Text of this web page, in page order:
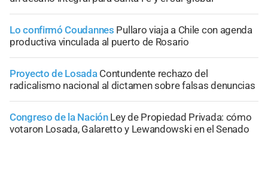
Lo confirmó Coudannes Pullaro viaja a Chile con agenda
productiva vinculada al puerto de Rosario
Proyecto de Losada Contundente rechazo del
radicalismo nacional al dictamen sobre falsas denuncias
Congreso de la Nación Ley de Propiedad Privada: cómo
votaron Losada, Galaretto y Lewandowski en el Senado